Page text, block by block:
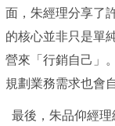
面，朱經理分享了
的核心並非只是單
營來「行銷自己」
規劃業務需求也會
最後，朱品仰經